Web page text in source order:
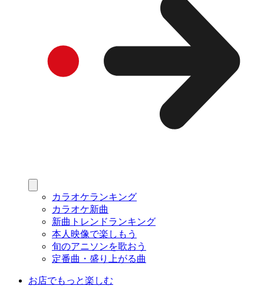
カラオケランキング
カラオケ新曲
新曲トレンドランキング
本人映像で楽しもう
旬のアニソンを歌おう
定番曲・盛り上がる曲
お店でもっと楽しむ